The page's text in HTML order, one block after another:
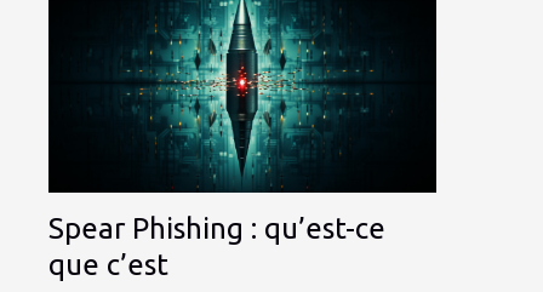
Spear Phishing : qu’est-ce
que c’est